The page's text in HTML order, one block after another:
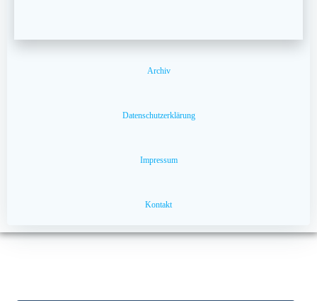
Archiv
Datenschutzerklärung
Impressum
Kontakt